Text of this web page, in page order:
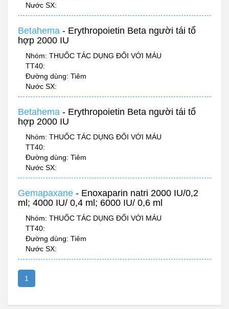
Nước SX:
Betahema - Erythropoietin Beta người tái tổ
hợp 2000 IU
Nhóm: THUỐC TÁC DỤNG ĐỐI VỚI MÁU
TT40:
Đường dùng: Tiêm
Nước SX:
Betahema - Erythropoietin Beta người tái tổ
hợp 2000 IU
Nhóm: THUỐC TÁC DỤNG ĐỐI VỚI MÁU
TT40:
Đường dùng: Tiêm
Nước SX:
Gemapaxane - Enoxaparin natri 2000 IU/0,2
ml; 4000 IU/ 0,4 ml; 6000 IU/ 0,6 ml
Nhóm: THUỐC TÁC DỤNG ĐỐI VỚI MÁU
TT40:
Đường dùng: Tiêm
Nước SX:
1